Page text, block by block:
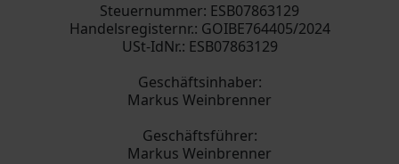
Steuernummer: ESB07863129
Handelsregisternr.: GOIBE764405/2024
USt-IdNr.: ESB07863129
Geschäftsinhaber:
Markus Weinbrenner
Geschäftsführer:
Markus Weinbrenner